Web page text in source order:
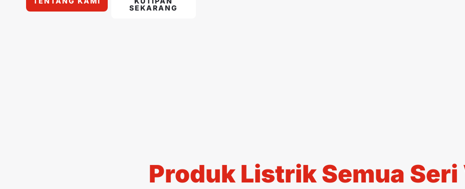
SEKARANG
Produk Listrik Semua Seri